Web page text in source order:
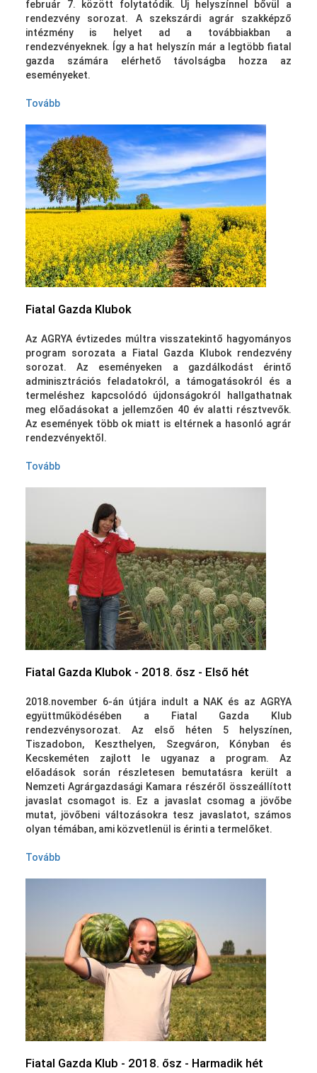
február 7. között folytatódik. Új helyszínnel bővül a
rendezvény sorozat. A szekszárdi agrár szakképző
intézmény is helyet ad a továbbiakban a
rendezvényeknek. Így a hat helyszín már a legtöbb fiatal
gazda számára elérhető távolságba hozza az
eseményeket.
Tovább
Fiatal Gazda Klubok
Az AGRYA évtizedes múltra visszatekintő hagyományos
program sorozata a Fiatal Gazda Klubok rendezvény
sorozat. Az eseményeken a gazdálkodást érintő
adminisztrációs feladatokról, a támogatásokról és a
termeléshez kapcsolódó újdonságokról hallgathatnak
meg előadásokat a jellemzően 40 év alatti résztvevők.
Az események több ok miatt is eltérnek a hasonló agrár
rendezvényektől.
Tovább
Fiatal Gazda Klubok - 2018. ősz - Első hét
2018.november 6-án útjára indult a NAK és az AGRYA
együttműködésében a Fiatal Gazda Klub
rendezvénysorozat. Az első héten 5 helyszínen,
Tiszadobon, Keszthelyen, Szegváron, Kónyban és
Kecskeméten zajlott le ugyanaz a program. Az
előadások során részletesen bemutatásra került a
Nemzeti Agrárgazdasági Kamara részéről összeállított
javaslat csomagot is. Ez a javaslat csomag a jövőbe
mutat, jövőbeni változásokra tesz javaslatot, számos
olyan témában, ami közvetlenül is érinti a termelőket.
Tovább
Fiatal Gazda Klub - 2018. ősz - Harmadik hét